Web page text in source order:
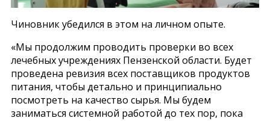
Чиновник убедился в этом на личном опыте.
«Мы продолжим проводить проверки во всех
лечебных учреждениях Пензенской области. Будет
проведена ревизия всех поставщиков продуктов
питания, чтобы детально и принципиально
посмотреть на качество сырья. Мы будем
заниматься системной работой до тех пор, пока